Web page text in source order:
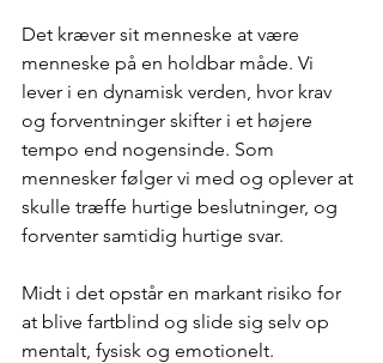
Det kræver sit menneske at være
menneske på en holdbar måde. Vi
lever i en dynamisk verden, hvor krav
og forventninger skifter i et højere
tempo end nogensinde. Som
mennesker følger vi med og oplever at
skulle træffe hurtige beslutninger, og
forventer samtidig hurtige svar.
Midt i det opstår en markant risiko for
at blive fartblind og slide sig selv op
mentalt, fysisk og emotionelt.